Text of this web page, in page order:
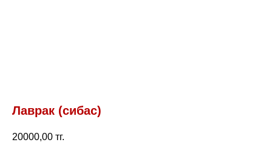
Лаврак (сибас)
20000,00 тг.